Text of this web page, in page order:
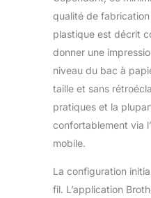
qualité de
plastique est décrit
donner une
niveau du bac à
taille et sans
pratiques et la
confortablement via
mobile.
La configuration
fil. L’application